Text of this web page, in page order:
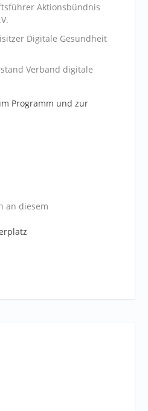
Aktionsbündnis
Digitale Gesundheit
Verband digitale
Programm und zur
an diesem